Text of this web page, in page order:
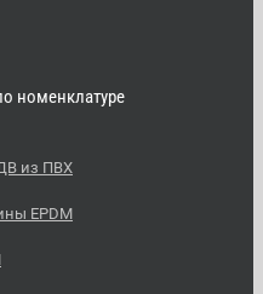
номенклатуре
из ПВХ
EPDM